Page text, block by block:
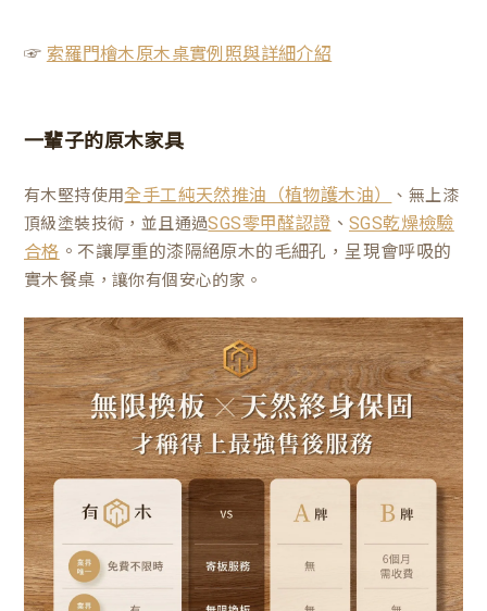
☞ 索羅門檜木原木桌實例照與詳細介紹
一輩子的原木家具
有木堅持使用全手工純天然推油（植物護木油）
、無上漆
頂級塗裝技術，並且通過SGS零甲醛認證 、SGS乾燥檢驗
合格 。不讓厚重的漆隔絕原木的毛細孔，呈現會呼吸的
實木餐桌 ，讓你有個安心的家。